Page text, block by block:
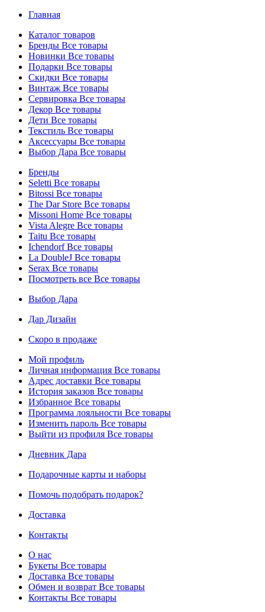
Главная
Каталог товаров
Бренды Все товары
Новинки Все товары
Подарки Все товары
Скидки Все товары
Винтаж Все товары
Сервировка Все товары
Декор Все товары
Дети Все товары
Текстиль Все товары
Аксессуары Все товары
Выбор Дара Все товары
Бренды
Seletti Все товары
Bitossi Все товары
The Dar Store Все товары
Missoni Home Все товары
Vista Alegre Все товары
Taitu Все товары
IchendorfВсе товары
La DoubleJ Все товары
Serax Все товары
Посмотреть все Все товары
Выбор Дара
Дар Дизайн
Скоро в продаже
Мой профиль
Личная информация Все товары
Адрес доставки Все товары
История заказов Все товары
Избранное Все товары
Программа лояльности Все товары
Изменить пароль Все товары
Выйти из профиля Все товары
Дневник Дара
Подарочные карты и наборы
Помочь подобрать подарок?
Доставка
Контакты
О нас
Букеты Все товары
Доставка Все товары
Обмен и возврат Все товары
Контакты Все товары